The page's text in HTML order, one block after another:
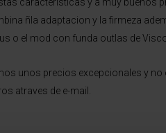
ñla adaptacion y la firmeza
o el mod con funda outlas de
unos precios excepcionales y
atraves de e-mail.